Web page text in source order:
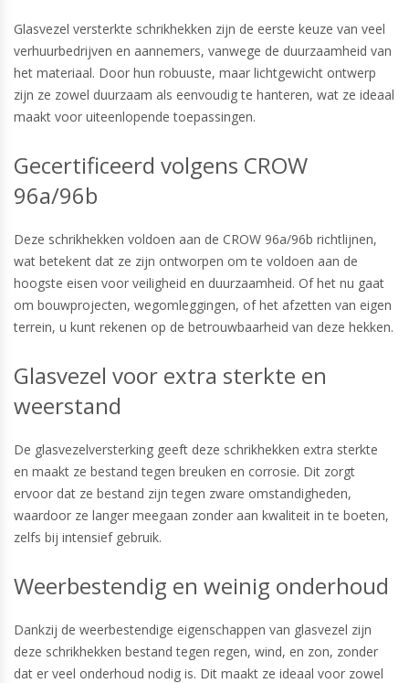
Glasvezel versterkte schrikhekken zijn de eerste keuze van veel
verhuurbedrijven en aannemers, vanwege de duurzaamheid van
het materiaal. Door hun robuuste, maar lichtgewicht ontwerp
zijn ze zowel duurzaam als eenvoudig te hanteren, wat ze ideaal
maakt voor uiteenlopende toepassingen.
Gecertificeerd volgens CROW
96a/96b
Deze schrikhekken voldoen aan de CROW 96a/96b richtlijnen,
wat betekent dat ze zijn ontworpen om te voldoen aan de
hoogste eisen voor veiligheid en duurzaamheid. Of het nu gaat
om bouwprojecten, wegomleggingen, of het afzetten van eigen
terrein, u kunt rekenen op de betrouwbaarheid van deze hekken.
Glasvezel voor extra sterkte en
weerstand
De glasvezelversterking geeft deze schrikhekken extra sterkte
en maakt ze bestand tegen breuken en corrosie. Dit zorgt
ervoor dat ze bestand zijn tegen zware omstandigheden,
waardoor ze langer meegaan zonder aan kwaliteit in te boeten,
zelfs bij intensief gebruik.
Weerbestendig en weinig onderhoud
Dankzij de weerbestendige eigenschappen van glasvezel zijn
deze schrikhekken bestand tegen regen, wind, en zon, zonder
dat er veel onderhoud nodig is. Dit maakt ze ideaal voor zowel